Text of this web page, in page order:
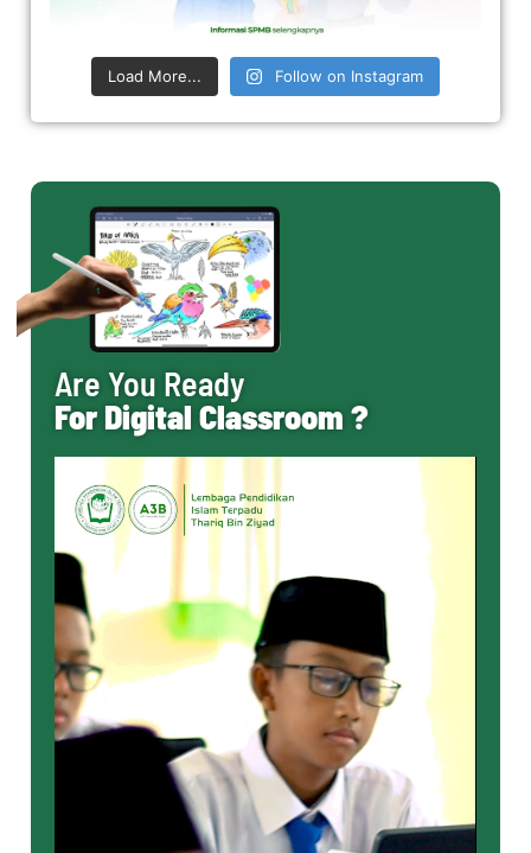
Load More... Follow on Instagram
Are You Ready
For Digital Classroom ?